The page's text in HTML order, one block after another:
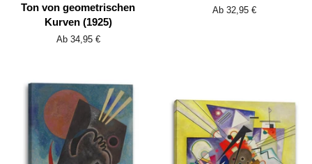
Ton von geometrischen
Kurven (1925)
Ab 34,95 €
Ab 32,95 €